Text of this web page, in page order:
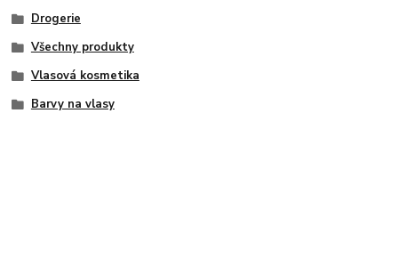
Drogerie
Všechny produkty
Vlasová kosmetika
Barvy na vlasy